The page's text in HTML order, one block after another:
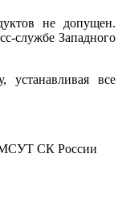
не допущен.
службе Западного
устанавливая все
МСУТ СК России